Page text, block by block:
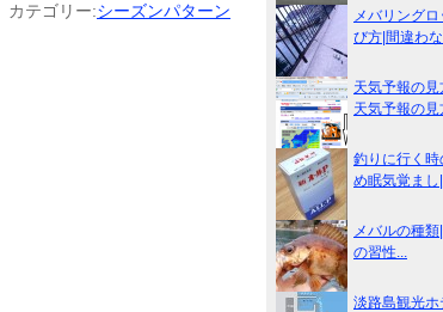
カテゴリー:シーズンパターン
メバリング
び方|間違わ
天気予報の見
天気予報の見
釣りに行く時
め眠気覚まし
メバルの種
の習性...
淡路島観光ホ